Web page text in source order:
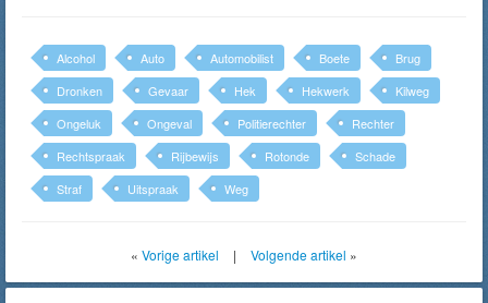
Alcohol Auto Automobilist Boete
Brug
Dronken
Gevaar Hek Hekwerk
Kilweg
Ongeluk
Ongeval Politierechter
Rechter
Rechtspraak
Rijbewijs Rotonde
Schade
Straf
Uitspraak Weg
« Vorige artikel | Volgende artikel »